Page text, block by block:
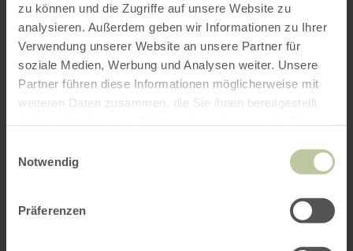
zu können und die Zugriffe auf unsere Website zu
analysieren. Außerdem geben wir Informationen zu Ihrer
Verwendung unserer Website an unsere Partner für
soziale Medien, Werbung und Analysen weiter. Unsere
Partner führen diese Informationen möglicherweise mit
weiteren Daten zusammen, die Sie ihnen bereitgestellt
Notwendig
Präferenzen